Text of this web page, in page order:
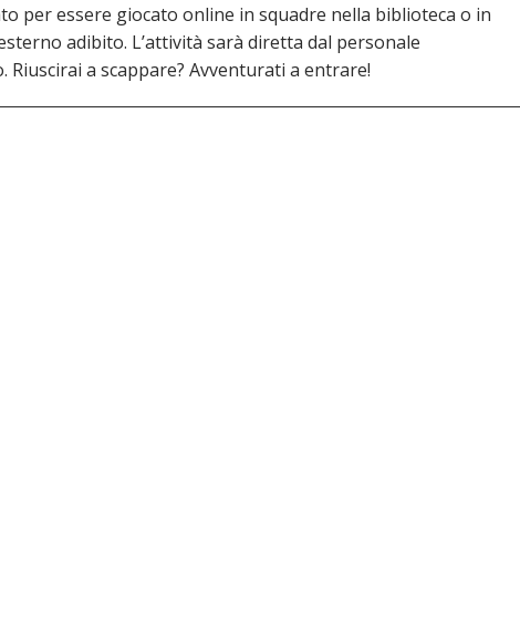
per essere giocato online in squadre nella biblioteca o in
adibito. L’attività sarà diretta dal personale
Riuscirai a scappare? Avventurati a entrare!